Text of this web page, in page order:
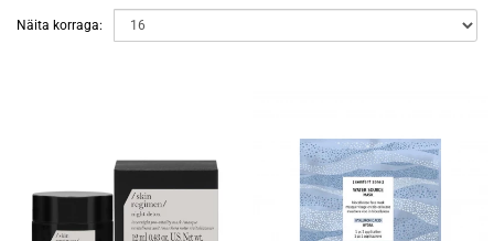
Näita korraga: